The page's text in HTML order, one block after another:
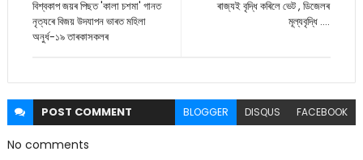
ৰাজ্যই বৃদ্ধি কৰিলে ভেট , ডিজেলৰ
মূল্যবৃদ্ধি ....
বিশ্বকাপ জয়ৰ পিছত 'কালা চশমা' গানত
নৃত্যৰে বিজয় উদযাপন ভাৰত মহিলা
অনুৰ্ধ-১৯ তাৰকাসকলৰ
POST COMMENT BLOGGER DISQUS FACEBOOK
No comments